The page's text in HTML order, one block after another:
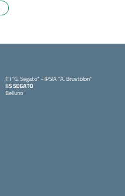
ITI "G. Segato" - IPSIA "A. Brustolon"
IIS SEGATO
Belluno